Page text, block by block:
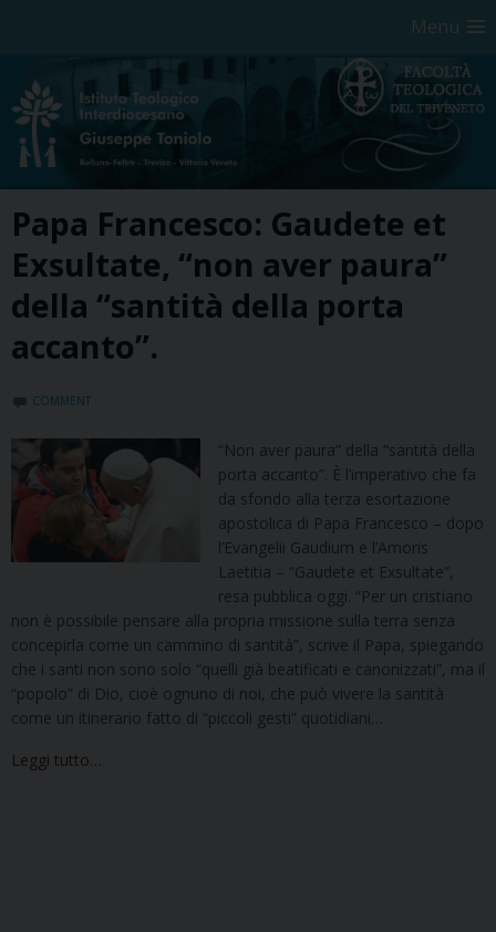
Menu
content
Papa Francesco: Gaudete et
Exsultate, “non aver paura”
della “santità della porta
accanto”.
COMMENT
“Non aver paura” della “santità della
porta accanto”. È l’imperativo che fa
da sfondo alla terza esortazione
apostolica di Papa Francesco – dopo
l’Evangelii Gaudium e l’Amoris
Laetitia – “Gaudete et Exsultate”,
resa pubblica oggi. “Per un cristiano
non è possibile pensare alla propria missione sulla terra senza
concepirla come un cammino di santità”, scrive il Papa, spiegando
che i santi non sono solo “quelli già beatificati e canonizzati”, ma il
“popolo” di Dio, cioè ognuno di noi, che può vivere la santità
come un itinerario fatto di “piccoli gesti” quotidiani…
Leggi tutto…